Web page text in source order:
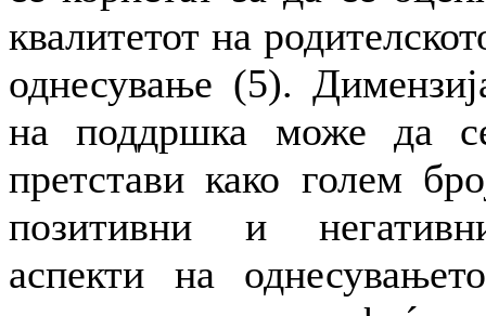
квалитетот на
однесување (5).
на поддршка може да
претстави како голем
позитивни и
аспекти на